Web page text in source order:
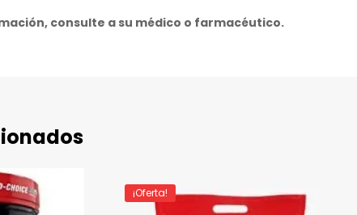
consulte a su médico o farmacéutico.
¡Oferta!